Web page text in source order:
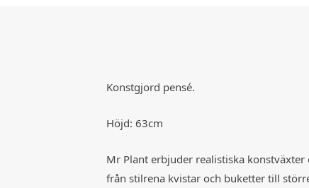
Konstgjord pensé.
Höjd: 63cm
Mr Plant erbjuder realistiska
från stilrena kvistar och buketter till